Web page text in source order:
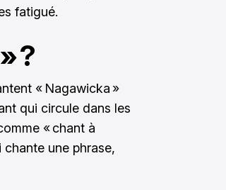
fatigué.
?
« Nagawicka »
qui circule dans les
« chant à
une phrase,